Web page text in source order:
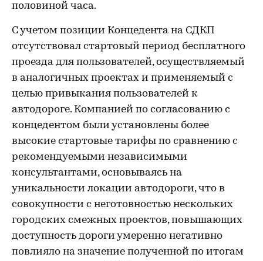
половиной часа.
С учетом позиции Концедента на СДКП
отсутствовал стартовый период бесплатного
проезда для пользователей, осуществляемый
в аналогичных проектах и применяемый с
целью привыкания пользователей к
автодороге. Компанией по согласованию с
концедентом были установлены более
высокие стартовые тарифы по сравнению с
рекомендуемыми независимыми
консультантами, основываясь на
уникальности локации автодороги, что в
совокупности с неготовностью нескольких
городских смежных проектов, повышающих
доступность дороги умеренно негативно
повлияло на значение полученной по итогам